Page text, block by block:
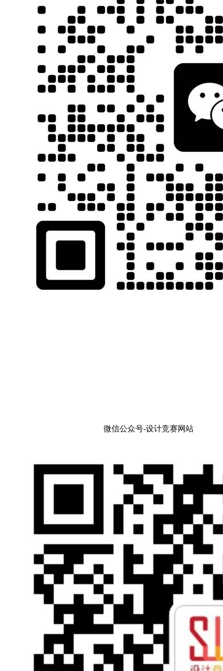
微信公众号-设计竞赛网站